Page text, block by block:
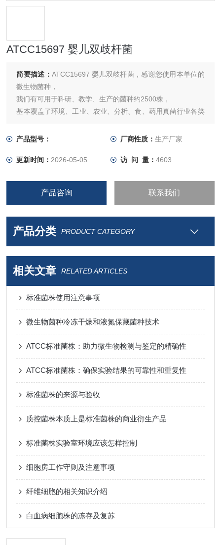
ATCC15697 婴儿双歧杆菌
简要描述： ATCC15697 婴儿双歧杆菌，感谢您使用本单位的
微生物菌种，
我们有可用于科研、教学、生产的菌种约2500株，
基本覆盖了环境、工业、农业、分析、食、药用真菌行业各类
其中许多优良菌株的生产性能具有较高水平。
产品型号： 厂商性质： 生产厂家
更新时间： 2026-05-05 访 问 量： 4603
产品咨询 联系我们
产品分类 PRODUCT CATEGORY
相关文章 RELATED ARTICLES
标准菌株使用注意事项
微生物菌种冷冻干燥和液氮保藏菌种技术
ATCC标准菌株：助力微生物检测与鉴定的精确性
ATCC标准菌株：确保实验结果的可靠性和重复性
标准菌株的来源与验收
质控菌株本质上是标准菌株的商业衍生产品
标准菌株实验室环境应该怎样控制
细胞房工作守则及注意事项
纤维细胞的相关知识介绍
白血病细胞株的冻存及复苏